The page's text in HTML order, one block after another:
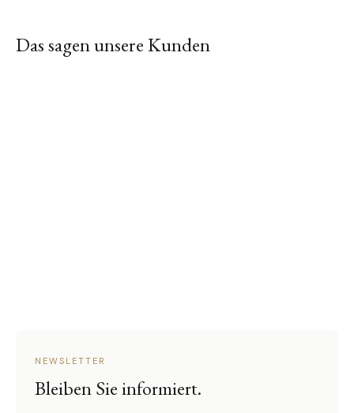
Das sagen unsere Kunden
NEWSLETTER
Bleiben Sie informiert.